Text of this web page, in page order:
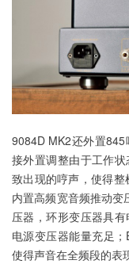
9084D MK2还外置
接外置调整由于工作
致出现的哼声，使得
内置高频宽音频推动
压器，环形变压器具
电源变压器能量充足
使得声音在全频段的表